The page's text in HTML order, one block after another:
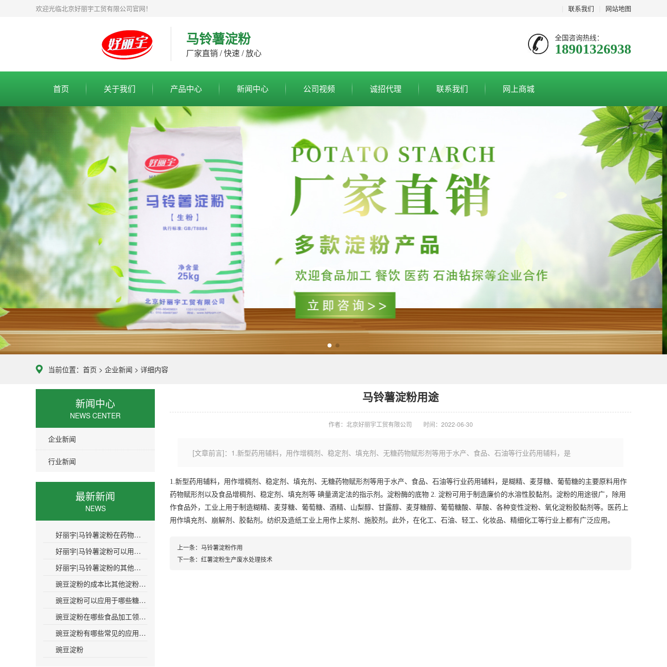
联系我们 网站地图
欢迎光临北京好丽宇工贸有限公司官网！
马铃薯淀粉
厂家直销 / 快速 / 放心
全国咨询热线：
18901326938
首页 关于我们 产品中心 新闻中心 公司视频 诚招代理 联系我们 网上商城
当前位置： 首页 > 企业新闻 > 详细内容
新闻中心
NEWS CENTER
企业新闻
行业新闻
最新新闻
NEWS
好丽宇|马铃薯淀粉在药物制剂中的作用是什么
好丽宇|马铃薯淀粉可以用于制药工业吗
好丽宇|马铃薯淀粉的其他名称是什么
豌豆淀粉的成本比其他淀粉高多少呢
豌豆淀粉可以应用于哪些糖果生产领域呢
豌豆淀粉在哪些食品加工领域有应用价值
豌豆淀粉有哪些常见的应用场景和案例吗
豌豆淀粉
马铃薯淀粉用途
作者：北京好丽宇工贸有限公司 时间：2022-06-30
[文章前言]：1.新型药用辅料，用作增稠剂、稳定剂、填充剂、无糖药物赋形剂等用于水产、食品、石油等行业药用辅料，是
1.新型药用辅料，用作增稠剂、稳定剂、填充剂、无糖药物赋形剂等用于水产、食品、石油等行业药用辅料，是糊精、麦芽糖、葡萄糖的主要原料用作
药物赋形剂以及食品增稠剂、稳定剂、填充剂等 碘量滴定法的指示剂。淀粉酶的底物 2. 淀粉可用于制造廉价的水溶性胶黏剂。淀粉的用途很广，除用
作食品外，工业上用于制造糊精、麦芽糖、葡萄糖、酒精、山梨醇、甘露醇、麦芽糖醇、葡萄糖酸、草酸、各种变性淀粉、氧化淀粉胶黏剂等。医药上
用作填充剂、崩解剂、胶黏剂。纺织及造纸工业上用作上浆剂、施胶剂。此外，在化工、石油、轻工、化妆品、精细化工等行业上都有广泛应用。
上一条： 马铃薯淀粉作用
下一条： 红薯淀粉生产废水处理技术